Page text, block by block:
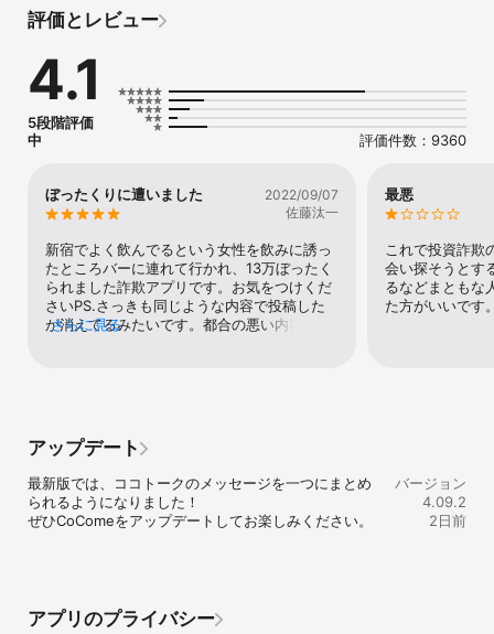
◇◆◇
あなたの「いいね」履歴をもとに、毎日オススメのお相手24人をAI
が紹介します。さらにプロフィール情報から、AIが相性のよいお相
手と自動的にマッチングする「運命の赤い糸」であなたの恋活をさ
らに応援します。
・「AI厳選 マイピック」であなた史上最高のパートナー探し
す。「外見」は無料の【AIタイプ分析】でチェック！20枚の写真か
らあなたの好みを視覚的に学習し、理想のルックスを見逃しませ
あなたと本質的にマッチするお相手をAIが厳選。分析結果をもと
に、あなたの「タイプ」に合うお相手を表示し、理想の出会いを加
速させます。外見と内面の比重は、いつでも自由に調整可能！
・検索条件で理想のお相手を効率的にピックアップ
年齢、居住地、出身地、身長などの基本情報に加え、恋愛観や結婚
・「付近の厳選お相手」で、日常のすぐそばにある出会いを
地図と位置情報を活用し、あなたの現在地から近くにいるお相手を
AIが自動でピックアップ。同じ生活圏だからこそ生まれる、自然で
スピーディーな展開をサポートします。その地域のユーザープロフ
ィールもすぐにチェックできるので、共通の地元トークや近所の話
題で盛り上がること間違いなし！行動範囲が近いお相手なら、マッ
お互いの気持ちに共感し合う内面重視型のマッチングです。プロフ
ィールを隠しているので、外見にとらわれず自分の思いや本音に共
評価とレビュー
4.1
5段階評価
中
評価件数：9360
ぼったくりに遭いました
2022/09/07
佐藤汰一
新宿でよく飲んでるという女性を飲みに誘っ
たところバーに連れて行かれ、13万ぼったく
られました詐欺アプリです。お気をつけくだ
さいPS.さっきも同じような内容で投稿した
が消えてるみたいです。都合の悪い内容は消
さらに見る
最悪
これで投資詐欺
会い探そうとす
るなどまともな
た方がいいです
アップデート
最新版では、ココトークのメッセージを一つにまとめ
られるようになりました！
ぜひCoComeをアップデートしてお楽しみください。
バージョン
4.09.2
2日前
アプリのプライバシー